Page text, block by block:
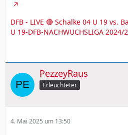
DFB - LIVE 🔴 Schalke 04 U 19 vs.
U 19-DFB-NACHWUCHSLIGA
PezzeyRaus
Erleuchteter
4. Mai 2025 um 13:50